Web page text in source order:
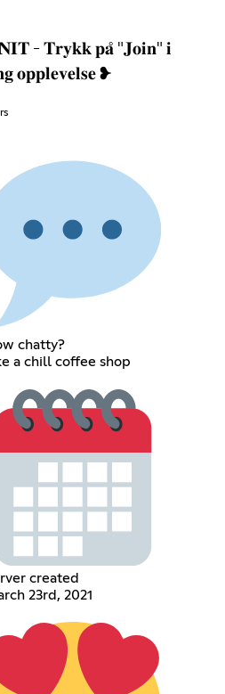
- 𝐓𝐫𝐲𝐤𝐤 𝐩𝐚̊ "𝐉𝐨𝐢𝐧" 𝐢
𝐨𝐩𝐩𝐥𝐞𝐯𝐞𝐥𝐬𝐞 ❥
chatty?
a chill coffee shop
created
23rd, 2021